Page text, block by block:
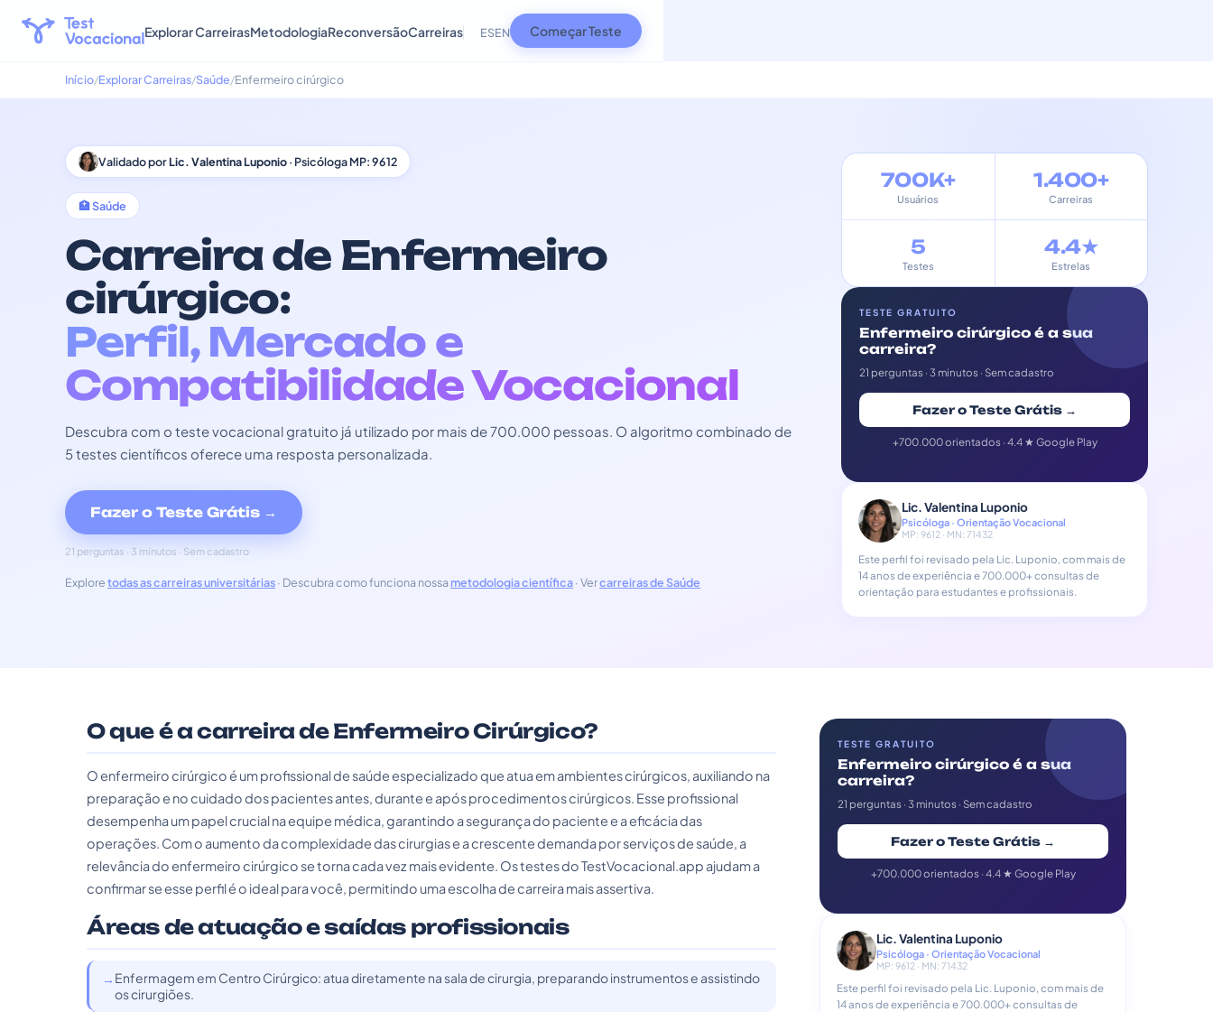
Explorar CarreirasMetodologiaReconversãoCarreiras ESEN Começar Teste
Início Explorar Carreiras Saúde Enfermeiro cirúrgico
Validado porLic. Valentina Luponio· Psicóloga MP: 9612
🏥 Saúde
Carreira de Enfermeiro
cirúrgico:
Perfil, Mercado e
Compatibilidade Vocacional
Descubra com o teste vocacional gratuito já utilizado por mais de 700.000 pessoas. O algoritmo combinado de
5 testes científicos oferece uma resposta personalizada.
Fazer o Teste Grátis →
21 perguntas · 3 minutos · Sem cadastro
Exploretodas as carreiras universitárias· Descubra como funciona nossa metodologia científica· Vercarreiras de Saúde
700K+
Usuários
1.400+
Carreiras
5
Testes
4.4★
Estrelas
TESTE GRATUITO
Enfermeiro cirúrgico é a sua
carreira?
21 perguntas · 3 minutos · Sem cadastro
Fazer o Teste Grátis →
+700.000 orientados · 4.4 ★ Google Play
Lic. Valentina Luponio
Psicóloga · Orientação Vocacional
MP: 9612 · MN: 71432
Este perfil foi revisado pela Lic. Luponio, com mais de
14 anos de experiência e 700.000+ consultas de
orientação para estudantes e profissionais.
O que é a carreira de Enfermeiro Cirúrgico?
O enfermeiro cirúrgico é um profissional de saúde especializado que atua em ambientes cirúrgicos, auxiliando na
preparação e no cuidado dos pacientes antes, durante e após procedimentos cirúrgicos. Esse profissional
desempenha um papel crucial na equipe médica, garantindo a segurança do paciente e a eficácia das
operações. Com o aumento da complexidade das cirurgias e a crescente demanda por serviços de saúde, a
relevância do enfermeiro cirúrgico se torna cada vez mais evidente. Os testes do TestVocacional.app ajudam a
confirmar se esse perfil é o ideal para você, permitindo uma escolha de carreira mais assertiva.
Áreas de atuação e saídas profissionais
Enfermagem em Centro Cirúrgico: atua diretamente na sala de cirurgia, preparando instrumentos e assistindo
os cirurgiões.
TESTE GRATUITO
Enfermeiro cirúrgico é a sua
carreira?
21 perguntas · 3 minutos · Sem cadastro
Fazer o Teste Grátis →
+700.000 orientados · 4.4 ★ Google Play
Lic. Valentina Luponio
Psicóloga · Orientação Vocacional
MP: 9612 · MN: 71432
Este perfil foi revisado pela Lic. Luponio, com mais de
14 anos de experiência e 700.000+ consultas de